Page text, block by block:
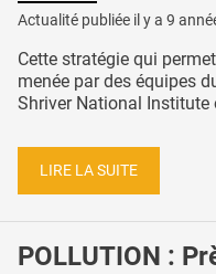
Actualité publiée il y a 9
Cette stratégie qui
menée par des équipes
Shriver National Institute
LIRE LA SUITE
POLLUTION :